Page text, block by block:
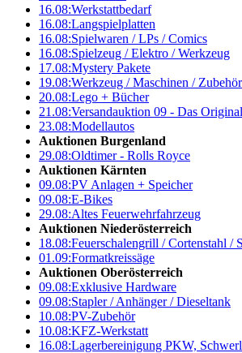
16.08:Werkstattbedarf
16.08:Langspielplatten
16.08:Spielwaren / LPs / Comics
16.08:Spielzeug / Elektro / Werkzeug
17.08:Mystery Pakete
19.08:Werkzeug / Maschinen / Zubehör
20.08:Lego + Bücher
21.08:Versandauktion 09 - Das Original
23.08:Modellautos
Auktionen Burgenland
29.08:Oldtimer - Rolls Royce
Auktionen Kärnten
09.08:PV Anlagen + Speicher
09.08:E-Bikes
29.08:Altes Feuerwehrfahrzeug
Auktionen Niederösterreich
18.08:Feuerschalengrill / Cortenstahl /
01.09:Formatkreissäge
Auktionen Oberösterreich
09.08:Exklusive Hardware
09.08:Stapler / Anhänger / Dieseltank
10.08:PV-Zubehör
10.08:KFZ-Werkstatt
16.08:Lagerbereinigung PKW,